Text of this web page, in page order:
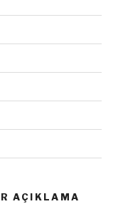
AÇIKLAMA